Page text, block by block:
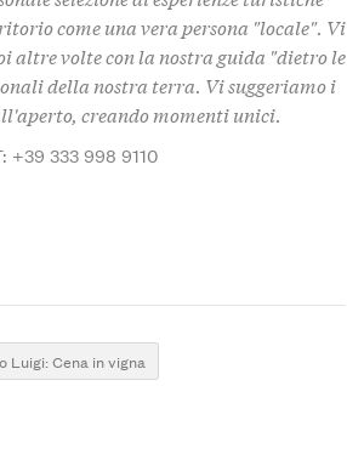
come una vera persona "locale". Vi
altre volte con la nostra guida "dietro le
della nostra terra. Vi suggeriamo i
creando momenti unici.
+39 333 998 9110
Luigi: Cena in vigna